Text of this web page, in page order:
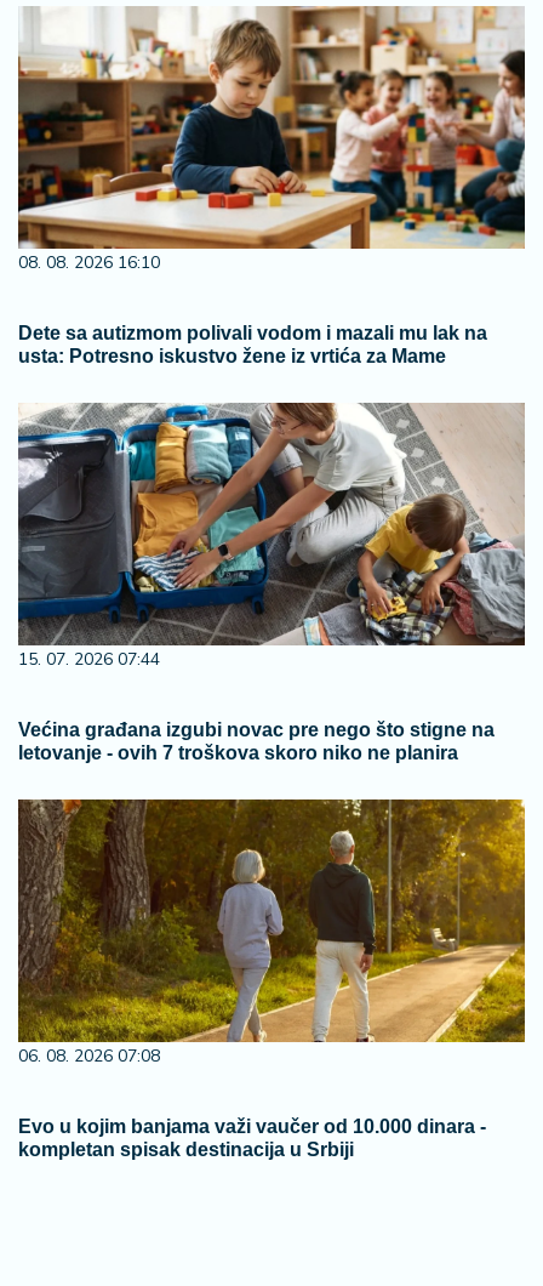
08. 08. 2026 16:10
Dete sa autizmom polivali vodom i mazali mu lak na
usta: Potresno iskustvo žene iz vrtića za Mame
15. 07. 2026 07:44
Većina građana izgubi novac pre nego što stigne na
letovanje - ovih 7 troškova skoro niko ne planira
06. 08. 2026 07:08
Evo u kojim banjama važi vaučer od 10.000 dinara -
kompletan spisak destinacija u Srbiji